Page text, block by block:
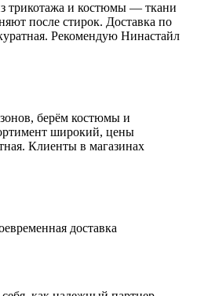
трикотажа и костюмы — ткани
после стирок. Доставка по
Рекомендую Нинастайл
берём костюмы и
широкий, цены
Клиенты в магазинах
доставка